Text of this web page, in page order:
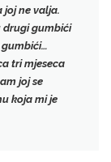
joj ne valja.
drugi gumbići
gumbići…
tri mjeseca
joj se
koja mi je